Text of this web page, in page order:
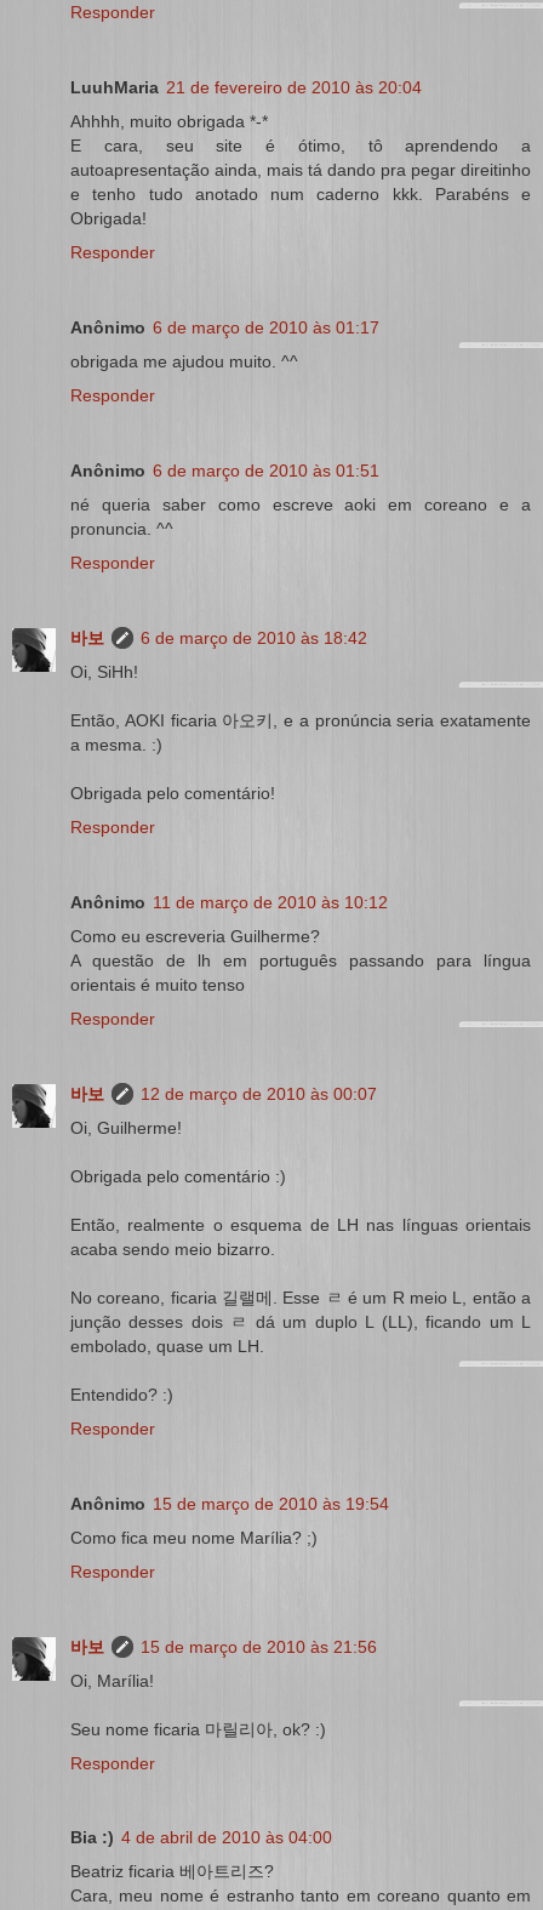
Responder
LuuhMaria 21 de fevereiro de 2010 às 20:04
Ahhhh, muito obrigada *-*
E cara, seu site é ótimo, tô aprendendo a
autoapresentação ainda, mais tá dando pra pegar direitinho
e tenho tudo anotado num caderno kkk. Parabéns e
Obrigada!
Responder
Anônimo 6 de março de 2010 às 01:17
obrigada me ajudou muito. ^^
Responder
Anônimo 6 de março de 2010 às 01:51
né queria saber como escreve aoki em coreano e a
pronuncia. ^^
Responder
바보
6 de março de 2010 às 18:42
Oi, SiHh!
Então, AOKI ficaria 아오키, e a pronúncia seria exatamente
a mesma. :)
Obrigada pelo comentário!
Responder
Anônimo 11 de março de 2010 às 10:12
Como eu escreveria Guilherme?
A questão de lh em português passando para língua
orientais é muito tenso
Responder
바보
12 de março de 2010 às 00:07
Oi, Guilherme!
Obrigada pelo comentário :)
Então, realmente o esquema de LH nas línguas orientais
acaba sendo meio bizarro.
No coreano, ficaria 길랠메. Esse ㄹ é um R meio L, então a
junção desses dois ㄹ dá um duplo L (LL), ficando um L
embolado, quase um LH.
Entendido? :)
Responder
Anônimo 15 de março de 2010 às 19:54
Como fica meu nome Marília? ;)
Responder
바보
15 de março de 2010 às 21:56
Oi, Marília!
Seu nome ficaria 마릴리아, ok? :)
Responder
Bia :) 4 de abril de 2010 às 04:00
Beatriz ficaria 베아트리즈?
Cara, meu nome é estranho tanto em coreano quanto em